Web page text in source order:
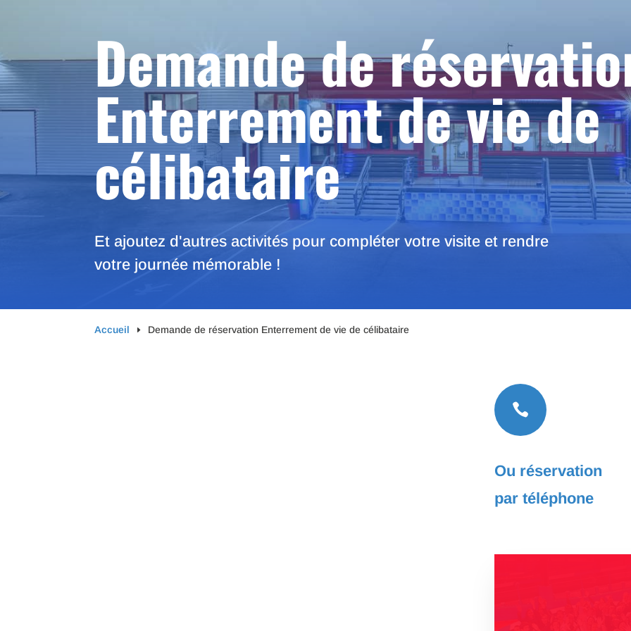
Demande de
Enterrement de vie de
célibataire
Et ajoutez d'autres activités pour compléter votre visite et rendre
votre journée mémorable !
Accueil Demande de réservation Enterrement de vie de célibataire

Ou réservation
par téléphone